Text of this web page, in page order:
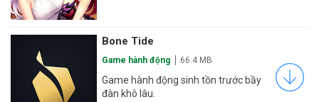
Bone Tide
Game hành động 66.4 MB
Game hành động sinh tồn trước bầy
đàn khô lâu.